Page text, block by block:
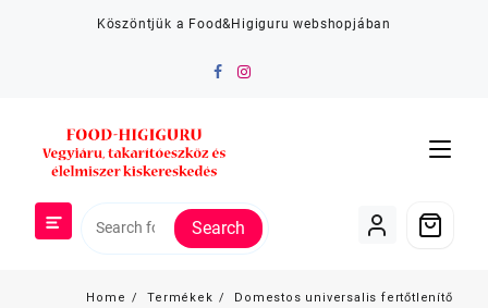
Köszöntjük a Food&Higiguru webshopjában
Search
Home Termékek
Domestos universalis fertőtlenítő